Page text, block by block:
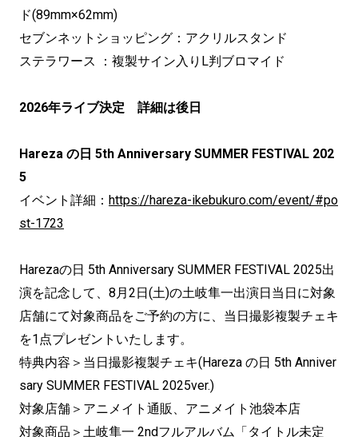
ド(89mm×62mm)
セブンネットショッピング：アクリルスタンド
ステラワース ：複製サイン入りL判ブロマイド
2026年ライブ決定 詳細は後日
Hareza の日 5th Anniversary SUMMER FESTIVAL 202
5
イベント詳細： https://hareza-ikebukuro.com/event/#po
st-1723
Harezaの日 5th Anniversary SUMMER FESTIVAL 2025出
演を記念して、8月2日(土)の土岐隼一出演日当日に対象
店舗にて対象商品をご予約の方に、当日撮影複製チェキ
を1点プレゼントいたします。
特典内容＞当日撮影複製チェキ(Hareza の日 5th Anniver
sary SUMMER FESTIVAL 2025ver.)
対象店舗＞アニメイト通販、アニメイト池袋本店
対象商品＞土岐隼一 2ndフルアルバム「タイトル未定